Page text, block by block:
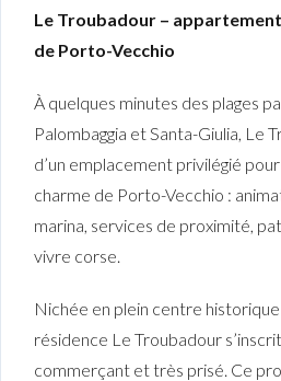
Le Troubadour –
de Porto-Vecchio
À quelques minutes des plages
Palombaggia et Santa-Giulia, Le
d’un emplacement privilégié
charme de Porto-Vecchio :
marina, services de proximité,
vivre corse.
Nichée en plein centre
résidence Le Troubadour
commerçant et très prisé. Ce